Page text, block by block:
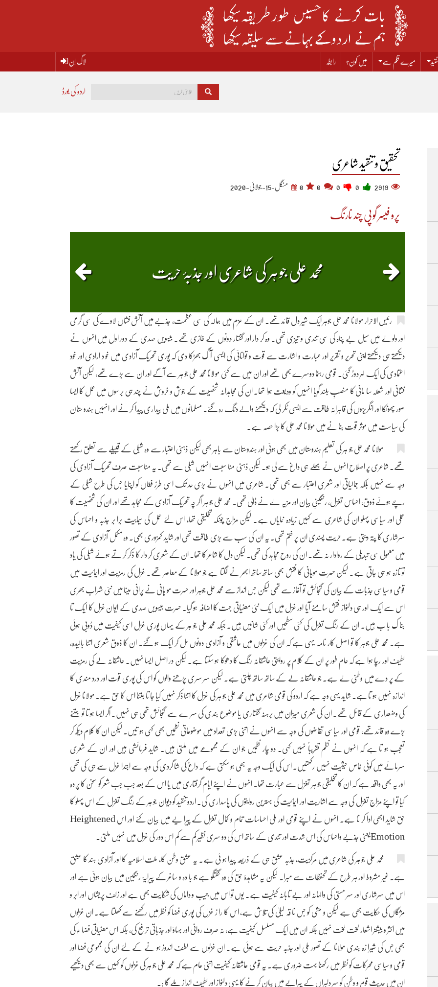
میرے قلم سے میں کون؟ رابطہ لاگ اِن
اردو کی بورڈ
تحقیق و تنقید شاعری
2919
0 منگل-15-جولائی-2020
پرو فیسر گوپی چند نارنگ
محمد علی جو ہر کی شاعری اور جذبۂ حریت
رئیس الاحرار مو لانا محمد علی جوہر ایک شیر دل قائد تھے۔ ان کے عزم میں ہمالہ کی سی عظمت، جذبے میں آتش فشاں لاوے کی سی گرمی
اور ولولے میں سیل بے پناہ کی سی تندی و تیزی تھی۔ وہ کر دار اور گفتار دونوں کے غازی تھے۔ بیسویں صدی کے دور اول میں انہوں نے
دیکھتے ہی دیکھتے اپنی تحریر و تقریر اور عبارت و اشارت سے قوت و توانائی کی ایسی آگ بھڑکا دی کہ پوری تحریک آزادی میں خو د ارادی اور خود
اعتمادی کی ایک لہر دوڑ گئی۔ قومی رہنما دوسرے بھی تھے اور ان میں سے کئی مو لانا محمد علی جو ہر سے آگے اور ان سے بڑے تھے، لیکن آتش
فشانی اور شعلہ سا مانی کا منصبِ بلند گویا انہیں کو ودیعت ہوا تھا۔ ان کی مجاہدانہ شخصیت کے جوش و خروش نے چند ہی بر سوں میں عمل کا ایسا
صور پھونکا اور انگریزوں کی قاہرانہ طاقت سے ایسی ٹکر لی کہ دیکھنے والے دنگ رہ گئے۔ مسلمانوں میں ملی بیداری پیدا کر نے اور انہیں ہندو ستان
کی سیاست میں موثر قوت بنا نے میں مولانا محمد علی کا بڑا حصہ ہے۔
مولانا محمد علی جو ہر کی تعلیم ہندوستان میں بھی ہوئی اور ہندوستان سے باہر بھی لیکن ذہنی اعتبار سے وہ شبلی کے قبیلے سے تعلق رکھتے
تھے۔ شاعری پر اصلاح انہوں نے بھلے ہی داغ سے لی ہو۔ لیکن ذہنی منا سبت انہیں شبلی سے تھی۔ یہ مناسبت صرف تحریک آزادی کی
وجہ سے نہیں بلکہ جمالیاتی اور شعری اعتبار سے بھی تھی۔ شاعری میں انہوں نے بڑی حد تک اسی طرز فغاں کو اپنایا جس کی طرح شبلی کے
رچے ہوئے ذوق، احساس تغزل، رنگینیِ بیان اور مزیہ لے نے ڈالی تھی۔ محمد علی جو ہر اگر چہ تحریک آزادی کے مجاہد تھے اور ان کی شخصیت کا
عملی اور سیاسی پہلو ان کی شاعری سے کہیں زیادہ نمایاں ہے۔ لیکن مزاج چونکہ تخلیقی تھا، اس لئے عمل کی سیمابیت برا بر جذبہ و احساس کی
سرشاری کا پتہ دیتی ہے۔ حریت پسندی ان پر ختم تھی۔ یہ ان کی سب سے بڑی طاقت تھی اور شاید کمزوری بھی۔ وہ مکمل آزادی کے تصور
میں معمولی سی تبدیلی کے روادار نہ تھے۔ ان کی روح مجاہد کی تھی۔ لیکن دل کا شاعر کا تھا۔ ان کے شعری کر دار کا ذکر کر تے ہوئے شبلی کی یاد
تو تازہ ہو ہی جاتی ہے۔ لیکن حسرت موہانی کا نقش بھی ساتھ ساتھ ابھر نے لگتا ہے جو مولانا کے معاصر تھے۔ غزل کی رمزیت اور ایمائیت میں
قومی و سیاسی جذبات کے بیان کی گنجائش تو آغاز سے تھی لیکن جس انداز سے محمد علی جوہر اور حسرت مو ہانی نے پرانی مینا میں نئی شراب بھری
اس سے ایک اور ہی دلنواز نقش سامنے آیا اور غزل میں ایک نئی معنیاتی جہت کا اضافہ ہو گیا۔ حسرت بیسویں صدی کے ایوان غزل کا ایک تا
بنا ک با ب ہیں۔ ان کے رنگ تغزل کی کئی سطحیں اور کئی شانیں ہیں۔ جبکہ محمد علی جو ہر کے یہاں پوری غزل اسی کیفیت میں ڈوبی ہوئی
ہے۔ محمد علی جوہر کا تو اصل کار نامہ یہی ہے کہ ان کی غزلوں میں عاشقی و آزادی دونوں مل کر ایک ہو گئے۔ ان کا ذوق شعری اتنا بالیدہ،
لطیف اور رچا ہوا ہے کہ عام طور پر ان کے کلام پر روایتی عاشقانہ رنگ کا دھوکا ہو سکتا ہے۔ لیکن در اصل ایسا نہیں۔ عاشقانہ لے کی رمزیت
کے پر دے میں وطنی لے ہے۔ جو عاشقانہ لے کے ساتھ ساتھ چلتی ہے۔ لیکن سر سری پڑھنے والوں کو اس کی پوری قوت اور درد مندی کا
اندازہ نہیں ہو تا ہے۔ شاید یہی وجہ ہے کہ اردو کی قومی شاعری میں محمد علی جو ہر کی غزل کا اتنا ذکر نہیں کیا جا تا جتنا اس کا حق ہے۔ مو لانا غزل
کی وضعداری کے قائل تھے۔ ان کی شعری میزان میں برہنہ گفتاری یا موضوع بندی کی سر ے سے گنجائش تھی ہی نہیں۔ اگر ایسا ہو تا تو جتنے
بڑے وہ قائد تھے، قومی اور سیاسی تقاضوں کی وجہ سے انہوں نے اتنی بڑی تعداد میں موضوعاتی نظمیں بھی کہی ہو تیں۔ لیکن ان کا کلام دیکھ کر
تعجب ہو تا ہے کہ انہوں نے نظم تقریباً نہیں کہی۔ دو چار نظمیں جو ان کے مجموعے میں ملتی ہیں۔ شاید فرمائشی ہیں اور ان کے شعری
سرمائے میں کوئی خاص حیثیت نہیں رکھتیں۔ اس کی ایک وجہ یہ بھی ہو سکتی ہے کہ داغ کی شا گردی کی وجہ سے ابتدا غزل سے ہی کی تھی
اور یہ بھی واقعہ ہے کہ ان کا تخلیقی جو ہر تغزل سے عبارت تھا۔ انہوں نے اپنے ایام گرفتاری میں یا اس کے بعد جب جب شعر کو سخن کا پر دہ
کیا تو اپنے مزاج تغزل کی وجہ سے اشاریت اور ایمائیت کی بہترین روایتوں کی پاسداری کی۔ اردو تنقید کو دیوان جو ہر کے رنگ تغزل کے اس پہلو کا
حق شاید ابھی ادا کر نا ہے۔ انہوں نے اپنے قومی اور ملی احساسات تمام و کمال تغزل کے پیرا یے میں بیان کئے اور اس Heightened
Emotionیعنی جذبے واحساس کی اس شدت اور تندی کے ساتھ اس کی دو سری نظیر کم سے کم اس دور کی غزل میں نہیں ملتی۔
محمد علی جو ہر کی شاعری میں مرکزیت، جذبہ عشق ہی کے ذریعہ پیدا ہو ئی ہے۔ یہ عشق وطن کا، ملت اسلامیہ کا اور آزادی ہند کا عشق
ہے۔ غیر مشروط اور ہر طرح کے تحفظات سے مبرا۔ لیکن یہ مشاہدۂ حق کی وہ گفتگو ہے جو با دہ و ساغر کے پیرایۂ رنگین میں بیان ہوئی ہے اور
اس میں سرشاری اور سر مستی کی والہانہ اور بے تابانہ کیفیت ہے۔ یوں تو اس میں جیب و داماں کی شکایت بھی ہے اور زلف پریشاں اور ابر و
مژگاں کی حکایت بھی ہے لیکن و حشی کو جس نا قہ لیلیٰ کی تلاش ہے، اس کا را ز غزل کی پوری فضا کو نظر میں رکھنے سے کھلتا ہے۔ ان غزلوں
میں اکثر و بیشتر اشعار لخت لخت نہیں بلکہ ان میں ایک مسلسل کیفیت ہے، نہ صرف روانی اور بہاؤ اور جذباتی ترفع کی، بلکہ اس معنیاتی فضا ء کی
بھی جس کی شیرا زہ بندی مولانا کے تصور ملی اور جذبہ حریت سے ہوئی ہے۔ ان غزلوں سے لطف اندوز ہو نے کے لئے ان کی مجموعی فضا اور
قومی و سیاسی محرکات کو نظر میں رکھنا بہت ضروری ہے۔ یہ قومی عاشقانہ کیفیت اتنی عام ہے کہ محمد علی جو ہر کی غزلوں کو کہیں سے بھی دیکھیے
ان میں حدیث قوم و وطن کو سر دلبراں کے پیرایے میں بیان کر نے کا یہی دلنواز اور لطیف انداز ملے گا :۔